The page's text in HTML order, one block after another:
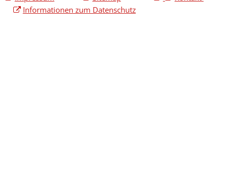
Informationen zum Datenschutz